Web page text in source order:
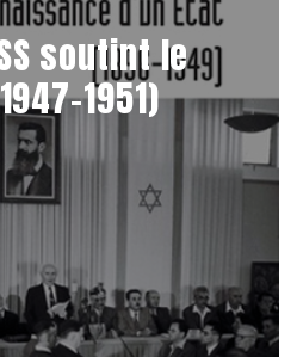
soutint le
1951)